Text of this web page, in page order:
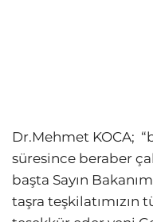
Dr.Mehmet KOCA;
süresince beraber
başta Sayın
taşra teşkilatımızın